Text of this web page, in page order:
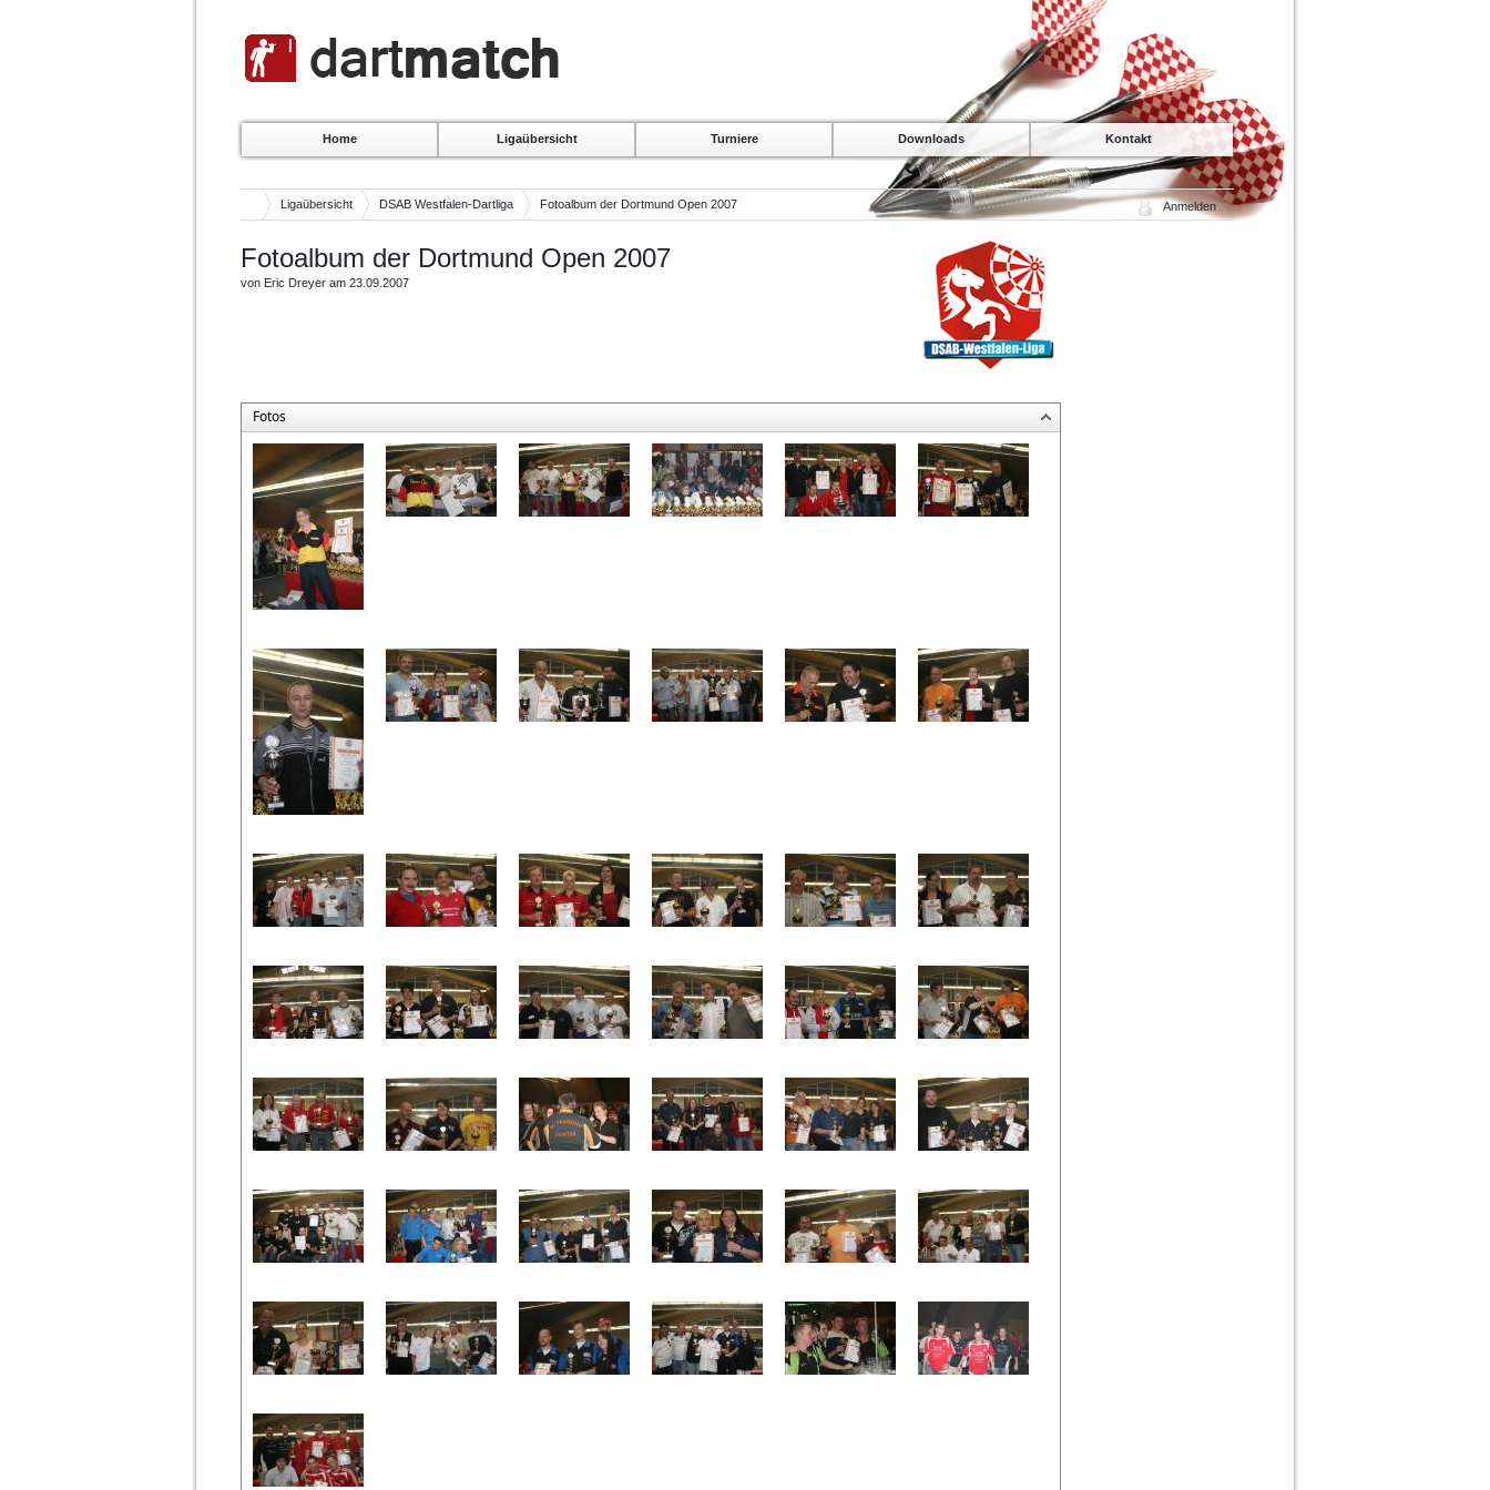
Home Ligaübersicht Turniere Downloads Kontakt
Ligaübersicht DSAB Westfalen-Dartliga Fotoalbum der Dortmund Open 2007 Anmelden
Fotoalbum der Dortmund Open 2007
von Eric Dreyer am 23.09.2007
Fotos